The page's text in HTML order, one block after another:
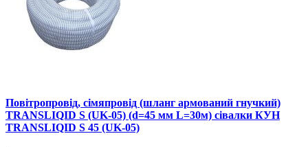
Повітропровід, сімяпровід (шланг армований гнучкий)
TRANSLIQID S (UK-05) (d=45 мм L=30м) сівалки КУН
TRANSLIQID S 45 (UK-05)